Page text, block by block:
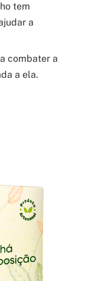
tem
a
combater a
a ela.